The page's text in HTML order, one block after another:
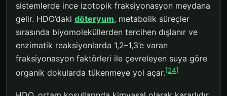
sistemlerde ince izotopik fraksiyonasyon meydana
gelir. HDO’daki döteryum, metabolik süreçler
sırasında biyomoleküllerden tercihen dışlanır ve
enzimatik reaksiyonlarda 1,2–1,3’e varan
fraksiyonasyon faktörleri ile çevreleyen suya göre
organik dokularda tükenmeye yol açar.[24]